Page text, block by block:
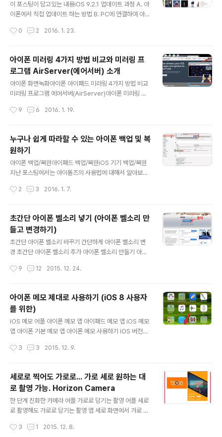
은 벌써 고물취급이 되어 찾아보기도 힘들정도가 되었는데
요. 그래도 아이폰 4s는 작고 앙증맞은 크기와 애플 특유의
용하시는 분들이 많더라구요.아이폰 4s에 대해 간단히 살
이 포스팅이 담고있는 내용iOS 9.2.1 업데이트 과정 A. 아
이폰에서 직접 업데이트 하는 방법 B. PC에 연결하여 아이
폰 업데이트 ■ 윈도우에서 아이튠즈를 통한 업데이트 1.
이트 전, 아이폰 백업하기 3. 백업 데이터 확인하기 4. 아이
폰 백업 파일 위치 알아보기 아이폰 업데이트하기 (Windo
ws) 맥(Mac)에서 아이폰 업데이트 ■ 맥에서 아이튠즈를
통한 업데이트 1. 아이튠즈에서 자동으로 동기화 기능을 해
제합니다. 2. 업데이트전, iPhone 백업하기 3. 백업된 데
트하기 (Mac) 오늘 업데이트 한 기기는아이폰 5s iOS..
0 2 2016. 1. 23.
아이폰 미러링 4가지 방법 비교와 미러링 프
로그램 AirServer(에어서버) 소개
아이폰 화면녹화아이폰 아이패드 미러링 4가지 방법 비교
미러링 프로그램 에어서버(AirServer)아이폰 미러링 에
미러링 지난 포스팅에서는 애플기기에서 미러링을 하는방
을 보시면 미러링과 녹화 방법, 에어플레이 기능의 소개, 프
로그램과 어플없이 간단히 미러링할 수 있는 라이트닝 디
지털 AV 어댑터 등에 대해 소개했습니다. 오늘은 미러링을
할 수 있는 프로그램인 에어서버에 대해 알아보겠습니다.
이 포스팅이 담고 있는 내용 에어 서버 설치하기 에어 서버
설치하기 ■ 맥(Mac)에서 에어서버 사용 애플 티비와 에
9 6 2016. 1. 19.
누구나 쉽게 따라할 수 있는 아이폰 백업 및 복
원하기
아이폰 백업/복원아이패드 백업/복원iOS 기기 백업/복원
지난 포스팅에서는 아이튠즈의 사용법에 대해서 알아보았
백업/복원 하는 방법에 대해서 살펴보겠습니다. 아이튠즈(i
재생 플레이어가 아니라 미디어 파일들을 통합하여 관리할
수 있는 토털 미디어 관리 프로그램이며, 기기의 고장, 분실
등 만약에 일어날 수 있는 불상사에 대비하여 사진, 연락처,
앱 등 아이폰에 저장된 데이터를 PC에 백업하는 데에도 사
용되는 애플의 기기를 사용하시는 분들이라면 없어서는 안
우드 서비스인 '아이클라우드' 로도 백업이 가능하지만, 무
2 3 2016. 1. 7.
초간단 아이폰 벨소리 넣기 (아이폰 벨소리 만
들고 변경하기)
초간단 아이폰 벨소리 바꾸기 간단하게 아이폰 벨소리 변
경 초간단 아이폰 벨소리 추가 아이폰 벨소리 만들기 아이
림, 음성 메시지, 문자 메시지 등에 사용자가 원하는 알림
는 방법에 대해 포스팅해보겠습니다. 간단하게 아이폰 벨
소리 넣기 1. 아이폰 벨소리 만들기 벨소리를 넣기 위해서
는 일단 벨소리로 변경될 음원 파일이 필요합니다. 그리고
변경된 벨소리 파일의 확장자는 'M4R' 이며, 벨소리 변환
웹 사이트에서 간단하게 편집하여 제작이 가능합니다. Onl
아이폰 벨소리 변경 사이트 위의 벨소리 변환 사이트(mp3
9 12 2015. 12. 24.
아이폰 메모 제대로 사용하기 (iOS 8 사용자
를 위한)
iOS 메모 어플 아이폰 메모 앱 아이패드 메모 앱 iOS 메모
앱 아이폰 기본 메모 앱 아이폰 메모 사용하기 iOS 버전이
나온 마당에 iOS 8에서의 메모 앱 사용법이 무슨 의미가
포스팅은 저처럼 iOS 8 버전을 사용하시는 분들을 위한 포
스팅입니다. 저는 현재 아이폰 6 플러스를 사용중입니다. i
OS 9가 나온지도 꽤 많은 시간이 지났지만 아이폰 6s, 아
이폰 6s 플러스같은 신형이 아니라 저와같이 구형 아이폰
을 쓰시는 분들은 아직도 iOS 8버전을 쓰시는 분들이 많으
하지 않고 iOS 8을 쓰고 있는 이유는 이전 포스팅인 아이..
3 3 2015. 12. 9.
세로로 찍어도 가로로... 가로 세로 원하는 대
로 촬영 가능. Horizon Camera
한 단계 진화한 카메라 어플 가로로 담기는 촬영 어플 세로
로 촬영해도 가로로 담기는 촬영 앱 세로 화면에서 가로 촬
출처 - 앱스토어 Horizon Camera 앱으로 촬영을 하게
3 1 2015. 12. 8.